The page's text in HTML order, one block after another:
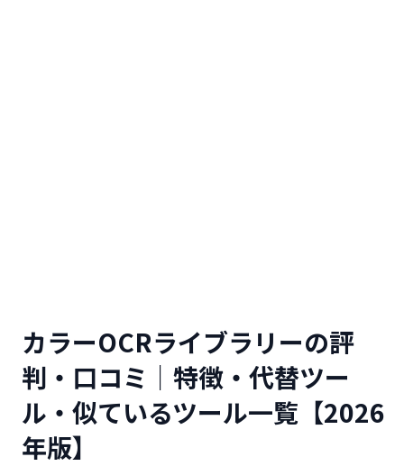
カラーOCRライブラリーの評
判・口コミ｜特徴・代替ツー
ル・似ているツール一覧【2026
年版】